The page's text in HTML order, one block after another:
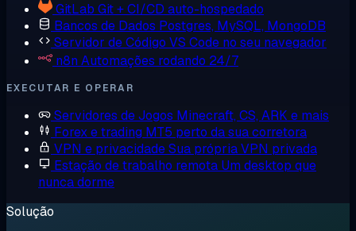
GitLab Git + CI/CD auto-hospedado
Bancos de Dados Postgres, MySQL, MongoDB
Servidor de Código VS Code no seu navegador
n8n Automações rodando 24/7
EXECUTAR E OPERAR
Servidores de Jogos Minecraft, CS, ARK e mais
Forex e trading MT5 perto da sua corretora
VPN e privacidadeSua própria VPN privada
Estação de trabalho remota Um desktop que
nunca dorme
Solução